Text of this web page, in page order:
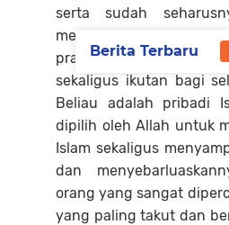
serta sudah
menjalani perilaku
praktikkan. Sebab,
sekaligus ikutan bagi
Beliau adalah pribadi
dipilih oleh Allah untuk
Islam sekaligus
dan
orang yang sangat
yang paling takut dan
Berita Terbaru